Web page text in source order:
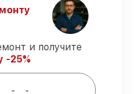
– все работы и
гарантийной
и получите
-25%